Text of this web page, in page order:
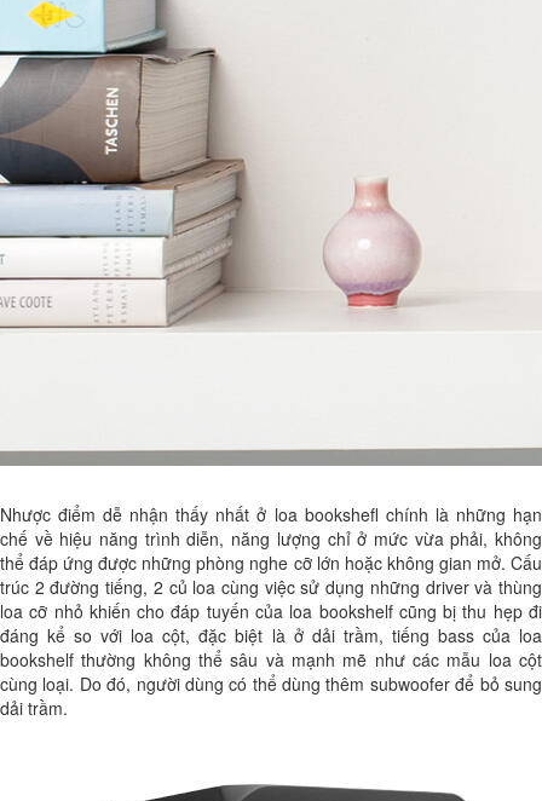
Nhược điểm dễ nhận thấy nhất ở loa bookshefl chính là những hạn
chế về hiệu năng trình diễn, năng lượng chỉ ở mức vừa phải, không
thể đáp ứng được những phòng nghe cỡ lớn hoặc không gian mở. Cấu
trúc 2 đường tiếng, 2 củ loa cùng việc sử dụng những driver và thùng
loa cỡ nhỏ khiến cho đáp tuyến của loa bookshelf cũng bị thu hẹp đi
đáng kể so với loa cột, đặc biệt là ở dải trầm, tiếng bass của loa
bookshelf thường không thể sâu và mạnh mẽ như các mẫu loa cột
cùng loại. Do đó, người dùng có thể dùng thêm subwoofer để bỏ sung
dải trầm.